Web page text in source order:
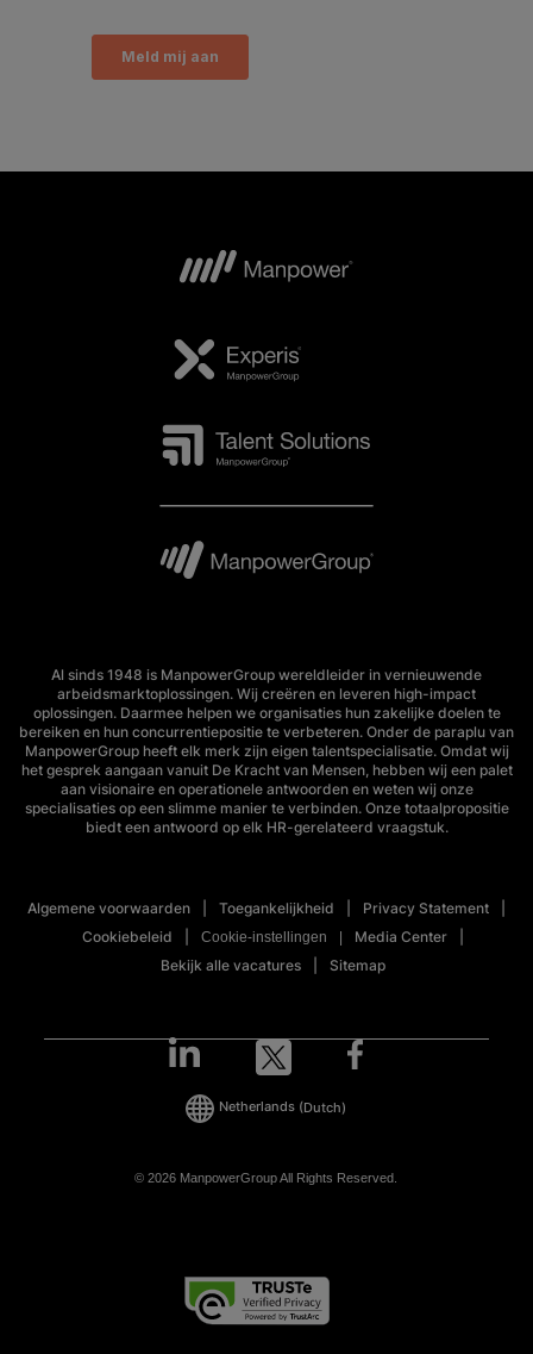
Al sinds 1948 is ManpowerGroup wereldleider in vernieuwende
arbeidsmarktoplossingen. Wij creëren en leveren high-impact
oplossingen. Daarmee helpen we organisaties hun zakelijke doelen te
bereiken en hun concurrentiepositie te verbeteren. Onder de paraplu van
ManpowerGroup heeft elk merk zijn eigen talentspecialisatie. Omdat wij
het gesprek aangaan vanuit De Kracht van Mensen, hebben wij een palet
aan visionaire en operationele antwoorden en weten wij onze
specialisaties op een slimme manier te verbinden. Onze totaalpropositie
biedt een antwoord op elk HR-gerelateerd vraagstuk.
Algemene voorwaarden Toegankelijkheid
Privacy Statement
Cookiebeleid
Cookie-instellingen
Media Center
Bekijk alle vacatures
Sitemap
© 2026 ManpowerGroup All Rights Reserved.
Netherlands (Dutch)